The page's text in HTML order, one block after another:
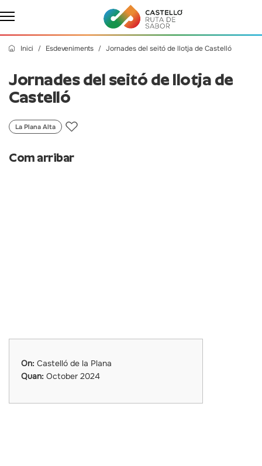
Inici Esdeveniments Jornades del seitó de llotja de Castelló
Jornades del seitó de llotja de
Castelló
La Plana Alta
Com arribar
On: Castelló de la Plana
Quan: October 2024